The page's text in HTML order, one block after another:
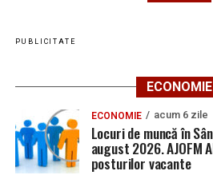
PUBLICITATE
ECONOMIE
ECONOMIE acum 6 zile
Locuri de muncă în
august 2026. AJOFM
posturilor vacante